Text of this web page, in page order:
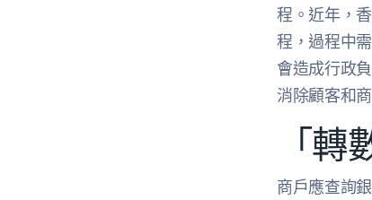
程。近年，
程，過程中
會造成行政
消除顧客和
「
商戶應查詢